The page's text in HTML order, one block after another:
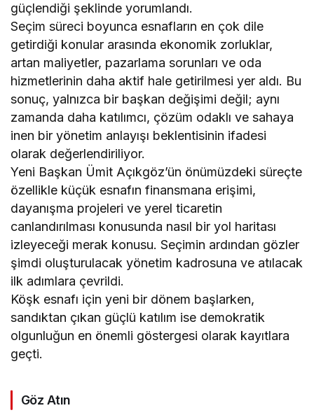
güçlendiği şeklinde yorumlandı.
Seçim süreci boyunca esnafların en çok dile
getirdiği konular arasında ekonomik zorluklar,
artan maliyetler, pazarlama sorunları ve oda
hizmetlerinin daha aktif hale getirilmesi yer aldı. Bu
sonuç, yalnızca bir başkan değişimi değil; aynı
zamanda daha katılımcı, çözüm odaklı ve sahaya
inen bir yönetim anlayışı beklentisinin ifadesi
olarak değerlendiriliyor.
Yeni Başkan Ümit Açıkgöz’ün önümüzdeki süreçte
özellikle küçük esnafın finansmana erişimi,
dayanışma projeleri ve yerel ticaretin
canlandırılması konusunda nasıl bir yol haritası
izleyeceği merak konusu. Seçimin ardından gözler
şimdi oluşturulacak yönetim kadrosuna ve atılacak
ilk adımlara çevrildi.
Köşk esnafı için yeni bir dönem başlarken,
sandıktan çıkan güçlü katılım ise demokratik
olgunluğun en önemli göstergesi olarak kayıtlara
geçti.
Göz Atın